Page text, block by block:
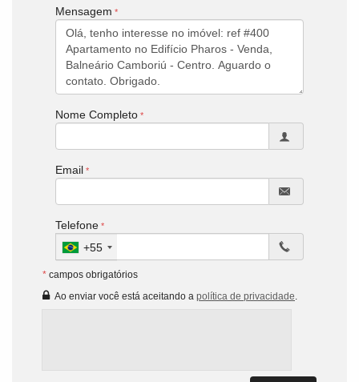
Mensagem
Nome Completo
Email
Telefone
+55
* campos obrigatórios
Ao enviar você está aceitando a política de privacidade